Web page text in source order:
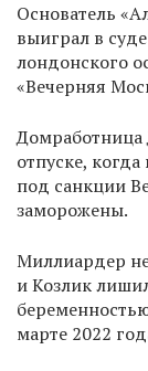
Основатель
выиграл в
лондонского
«Вечерняя
Домработница
отпуске,
под санкции
заморожены.
Миллиардер
и Козлик
марте 2022